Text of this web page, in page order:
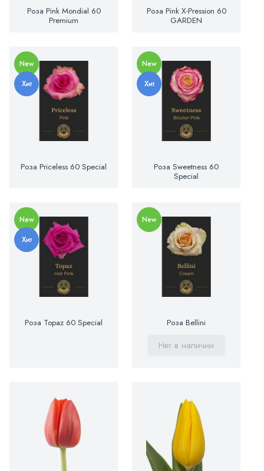
Роза Pink Mondial 60
Premium
Роза Pink X-Pression 60
GARDEN
New
Хит
Роза Priceless 60 Special
New
Хит
Роза Sweetness 60
Special
New
Хит
Роза Topaz 60 Special
New
Роза Bellini
Нет в наличии